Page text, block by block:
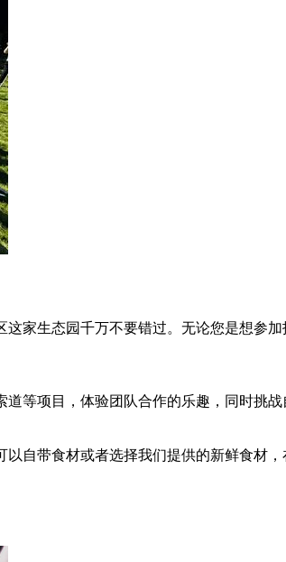
家生态园千万不要错过。无论您是想参
等项目，体验团队合作的乐趣，同时挑战
自带食材或者选择我们提供的新鲜食材